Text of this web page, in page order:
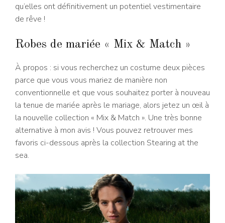
qu’elles ont définitivement un potentiel vestimentaire
de rêve !
Robes de mariée « Mix & Match »
À propos : si vous recherchez un costume deux pièces
parce que vous vous mariez de manière non
conventionnelle et que vous souhaitez porter à nouveau
la tenue de mariée après le mariage, alors jetez un œil à
la nouvelle collection « Mix & Match ». Une très bonne
alternative à mon avis ! Vous pouvez retrouver mes
favoris ci-dessous après la collection Stearing at the
sea.